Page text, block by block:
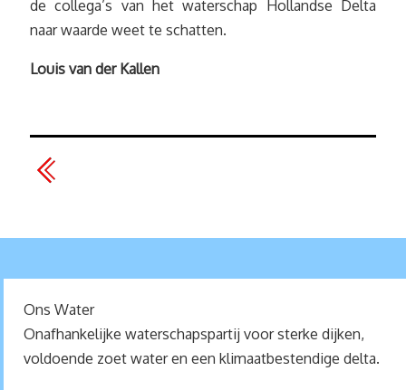
de collega’s van het waterschap Hollandse Delta
naar waarde weet te schatten.
Louis van der Kallen
Ons Water
Onafhankelijke waterschapspartij voor sterke dijken,
voldoende zoet water en een klimaatbestendige delta.